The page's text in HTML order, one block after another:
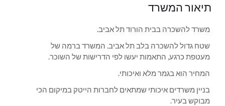
תיאור המשרד
משרד להשכרה בבית הורוד תל אביב.
שטח גדול להשכרה בלב תל אביב. המשרד ברמה של
מעטפת כרגע, התאמות יעשו לפי הדרישות של השוכר.
המחיר הוא בגמר מלא ואיכותי.
בניין משרדים איכותי שמתאים לחברות הייטק במיקום הכי
מבוקש בעיר.